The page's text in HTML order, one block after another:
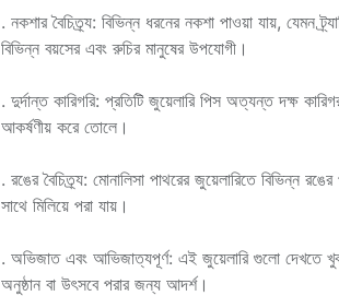
. নকশার বৈচিত্র্য: বিভিন্ন ধরনের নকশা পাওয়া যায়, যেমন
বিভিন্ন বয়সের এবং রুচির মানুষের উপযোগী।
. দুর্দান্ত কারিগরি: প্রতিটি জুয়েলারি পিস অত্যন্ত দক্ষ
আকর্ষণীয় করে তোলে।
. রঙের বৈচিত্র্য: মোনালিসা পাথরের জুয়েলারিতে বিভিন্ন
সাথে মিলিয়ে পরা যায়।
. অভিজাত এবং আভিজাত্যপূর্ণ: এই জুয়েলারি গুলো দেখতে
অনুষ্ঠান বা উৎসবে পরার জন্য আদর্শ।